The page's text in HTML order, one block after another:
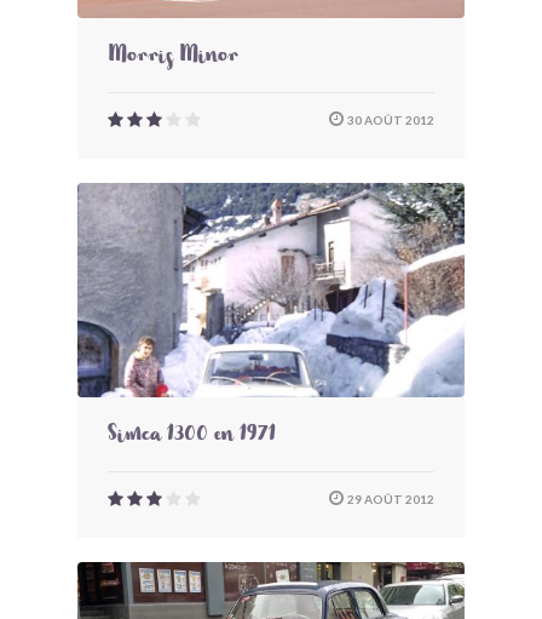
Morris Minor
30 AOÛT 2012
Simca 1300 en 1971
29 AOÛT 2012